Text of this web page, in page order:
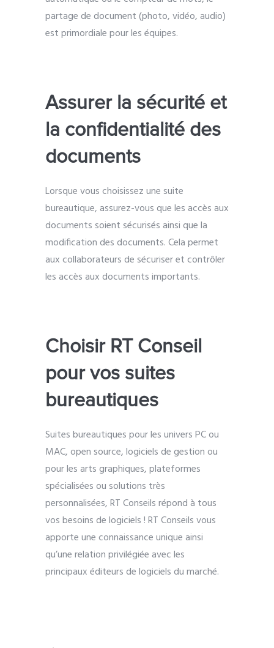
partage de document (photo, vidéo, audio)
est primordiale pour les équipes.
Assurer la sécurité et
la confidentialité des
documents
Lorsque vous choisissez une suite
bureautique, assurez-vous que les accès aux
documents soient sécurisés ainsi que la
modification des documents. Cela permet
aux collaborateurs de sécuriser et contrôler
les accès aux documents importants.
Choisir RT Conseil
pour vos suites
bureautiques
Suites bureautiques pour les univers PC ou
MAC, open source, logiciels de gestion ou
pour les arts graphiques, plateformes
spécialisées ou solutions très
personnalisées, RT Conseils répond à tous
vos besoins de logiciels !RT Conseils vous
apporte une connaissance unique ainsi
qu’une relation privilégiée avec les
principaux éditeurs de logiciels du marché.